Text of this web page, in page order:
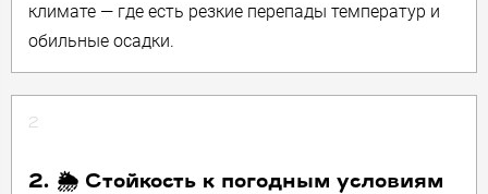
климате — где есть резкие перепады температур и
обильные осадки.
2
2. 🌦 Стойкость к погодным условиям